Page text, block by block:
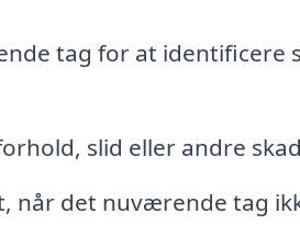
tag for at identificere
slid eller andre
når det nuværende tag